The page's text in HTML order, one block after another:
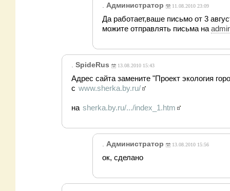
Администратор 11.08.2010 23:09
Да работает,ваше письмо от 3
можите отправлять письма на
SpideRus 13.08.2010 15:43
Адрес сайта замените "Проект экология
с www.sherka.by.ru/
на sherka.by.ru/.../index_1.htm
Администратор 13.08.2010 15:56
ок, сделано